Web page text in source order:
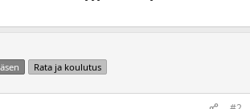
Rata ja koulutus